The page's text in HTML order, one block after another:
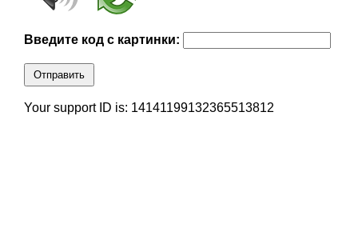
Введите код с картинки:
Отправить
Your support ID is: 14141199132365513812